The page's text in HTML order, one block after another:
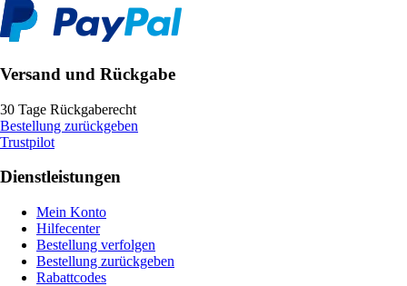
Versand und Rückgabe
30 Tage Rückgaberecht
Bestellung zurückgeben
Trustpilot
Dienstleistungen
Mein Konto
Hilfecenter
Bestellung verfolgen
Bestellung zurückgeben
Rabattcodes